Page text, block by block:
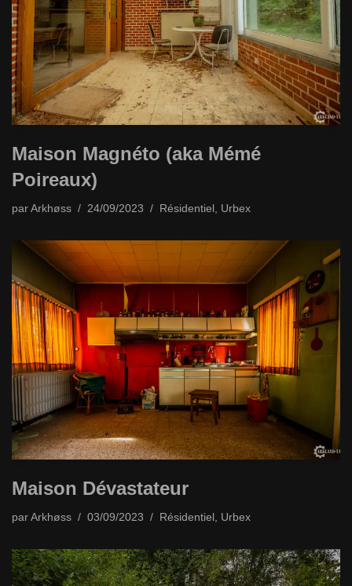
Maison Magnéto (aka Mémé
Poireaux)
par Arkhøss 24/09/2023 Résidentiel , Urbex
Maison Dévastateur
par Arkhøss 03/09/2023 Résidentiel Urbex